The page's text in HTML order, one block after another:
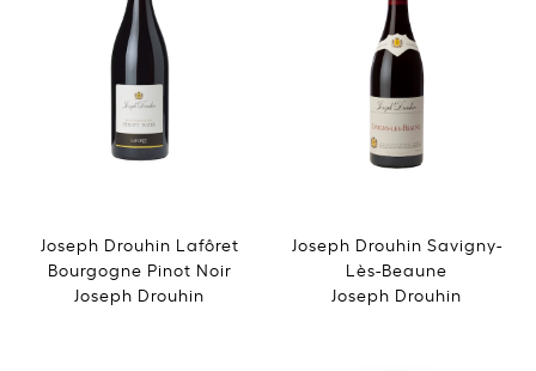
Joseph Drouhin Lafôret
Bourgogne Pinot Noir
Joseph Drouhin
Joseph Drouhin Savigny-
Lès-Beaune
Joseph Drouhin